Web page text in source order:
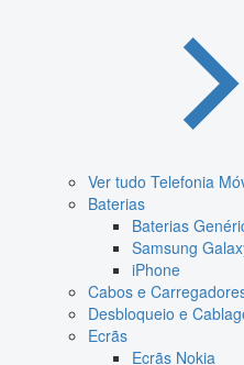
Ver tudo Telefonia
Baterias
Baterias
Samsung
iPhone
Cabos e
Desbloqueio e
Ecrãs
Ecrãs Nokia